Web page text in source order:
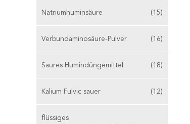
Natriumhuminsäure (15)
Verbundaminosäure-Pulver (16)
Saures Humindüngemittel (18)
Kalium Fulvic sauer (12)
flüssiges